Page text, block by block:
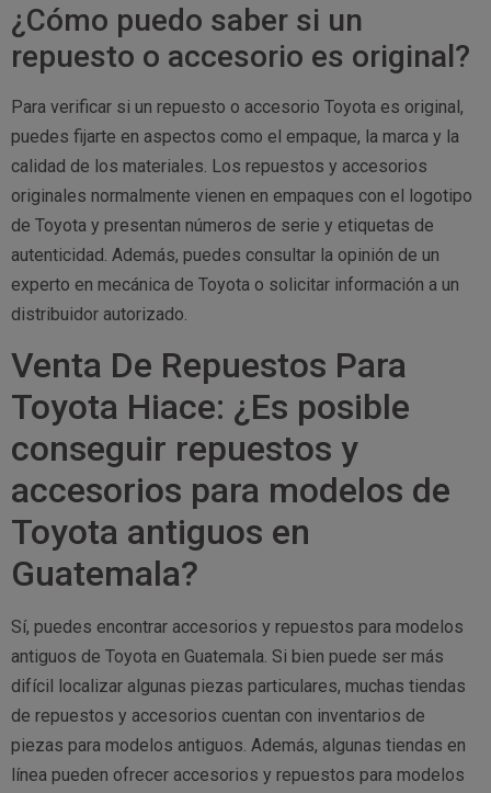
¿Cómo puedo saber si un
repuesto o accesorio es original?
Para verificar si un repuesto o accesorio Toyota es original,
puedes fijarte en aspectos como el empaque, la marca y la
calidad de los materiales. Los repuestos y accesorios
originales normalmente vienen en empaques con el logotipo
de Toyota y presentan números de serie y etiquetas de
autenticidad. Además, puedes consultar la opinión de un
experto en mecánica de Toyota o solicitar información a un
distribuidor autorizado.
Venta De Repuestos Para
Toyota Hiace: ¿Es posible
conseguir repuestos y
accesorios para modelos de
Toyota antiguos en
Guatemala?
Sí, puedes encontrar accesorios y repuestos para modelos
antiguos de Toyota en Guatemala. Si bien puede ser más
difícil localizar algunas piezas particulares, muchas tiendas
de repuestos y accesorios cuentan con inventarios de
piezas para modelos antiguos. Además, algunas tiendas en
línea pueden ofrecer accesorios y repuestos para modelos